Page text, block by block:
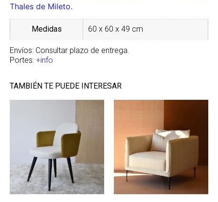
Thales de Mileto.
Medidas 60 x 60 x 49 cm
Envíos: Consultar plazo de entrega.
Portes: +info
TAMBIÉN TE PUEDE INTERESAR